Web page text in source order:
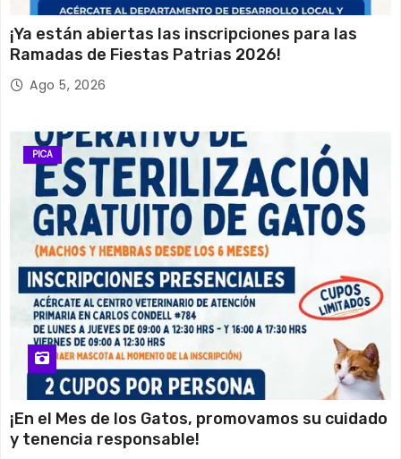
¡Ya están abiertas las inscripciones para las
Ramadas de Fiestas Patrias 2026!
Ago 5, 2026
PICA
¡En el Mes de los Gatos, promovamos su cuidado
y tenencia responsable!